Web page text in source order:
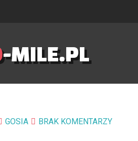
-MILE.PL
GOSIA BRAK KOMENTARZY